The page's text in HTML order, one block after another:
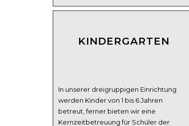
KINDERGARTEN
In unserer dreigruppigen Einrichtung
werden Kinder von 1 bis 6 Jahren
betreut, ferner bieten wir eine
Kernzeitbetreuung für Schüler der